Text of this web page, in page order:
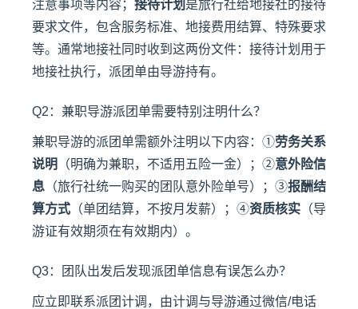
注意事项等内容； 接待计划 是旅行社给地接社的接待
要求文件，包含服务标准、地接费用结算、特殊要求
等。通常地接社同时收到这两份文件：接待计划用于
地接社执行，派团单由导游持有。
Q2：兼职导游派团单需要特别注明什么？
兼职导游的派团单需额外注明以下内容：①劳务关系
说明
（明确为兼职，不适用五险一金）；②意外险信
息 （旅行社统一购买的团队意外险单号）；③报酬结
算方式 （单团结算，不按月发薪）；④资质核实 （导
游证有效期须在有效期内）。
Q3：团队出发后发现派团单信息有误怎么办？
应立即联系派团计调，由计调与导游通过微信/电话